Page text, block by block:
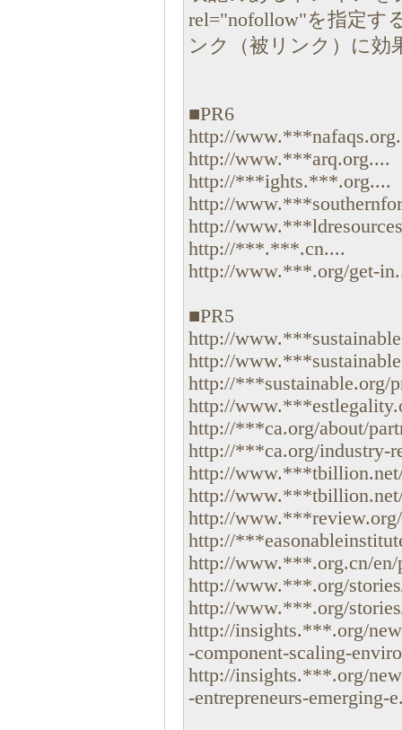
rel="nofollow"を指定す
ンク（被リンク）に効
■PR6
http://
http://www.***arq.org....
http://***ights.***.org....
http://
http://
http://***.***.cn....
http://www.***.org/get-
■PR5
http://
http://
http://***sustainable.org/
http://
http://***ca.org/about/
http://***ca.org/industry-
http://www.***tbillion.net/
http://
http://www.***review.org/
http://
http://www.***.org.cn/en/
http://www.***.org/
http://www.***.org/
http://insights.***.org/
-component-scaling-
http://insights.***.org/
-entrepreneurs-emerging-